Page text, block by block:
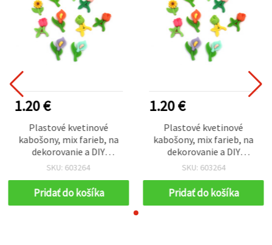
1.20 €
Plastové kvetinové
kabošony, mix farieb, na
dekorovanie a DIY
tvorenie, 2,7–3,2 cm – 10
SKU: 603264
Pridať do košíka
1.20 €
Plastové kvetinové
kabošony, mix farieb, na
dekorovanie a DIY
tvorenie, 2,7–3,2 cm – 10
SKU: 603264
Pridať do košíka